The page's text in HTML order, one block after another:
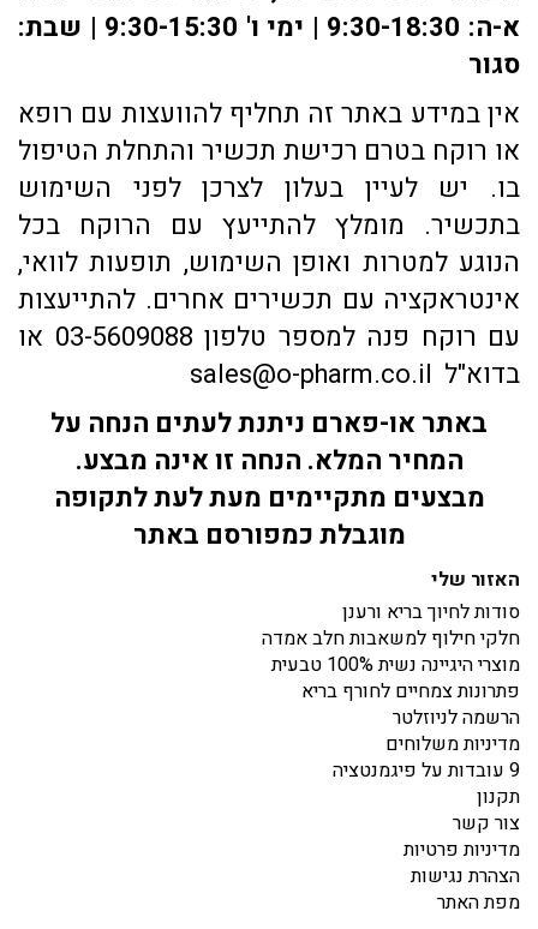
א-ה: 9:30-18:30 | ימי ו' 9:30-15:30 | שבת:
סגור
אין במידע באתר זה תחליף להוועצות עם רופא
או רוקח בטרם רכישת תכשיר והתחלת הטיפול
בו. יש לעיין בעלון לצרכן לפני השימוש
בתכשיר. מומלץ להתייעץ עם הרוקח בכל
הנוגע למטרות ואופן השימוש, תופעות לוואי,
אינטראקציה עם תכשירים אחרים. להתייעצות
עם רוקח פנה למספר טלפון 03-5609088 או
בדוא"ל sales@o-pharm.co.il
באתר או-פארם ניתנת לעתים הנחה על
המחיר המלא. הנחה זו אינה מבצע.
מבצעים מתקיימים מעת לעת לתקופה
מוגבלת כמפורסם באתר
האזור שלי
סודות לחיוך בריא ורענן
חלקי חילוף למשאבות חלב אמדה
מוצרי היגיינה נשית 100% טבעית
פתרונות צמחיים לחורף בריא
הרשמה לניוזלטר
מדיניות משלוחים
9 עובדות על פיגמנטציה
תקנון
צור קשר
מדיניות פרטיות
הצהרת נגישות
מפת האתר